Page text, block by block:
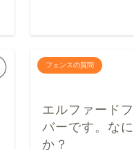
フェンスの質問
エルファード
バーです。な
か？